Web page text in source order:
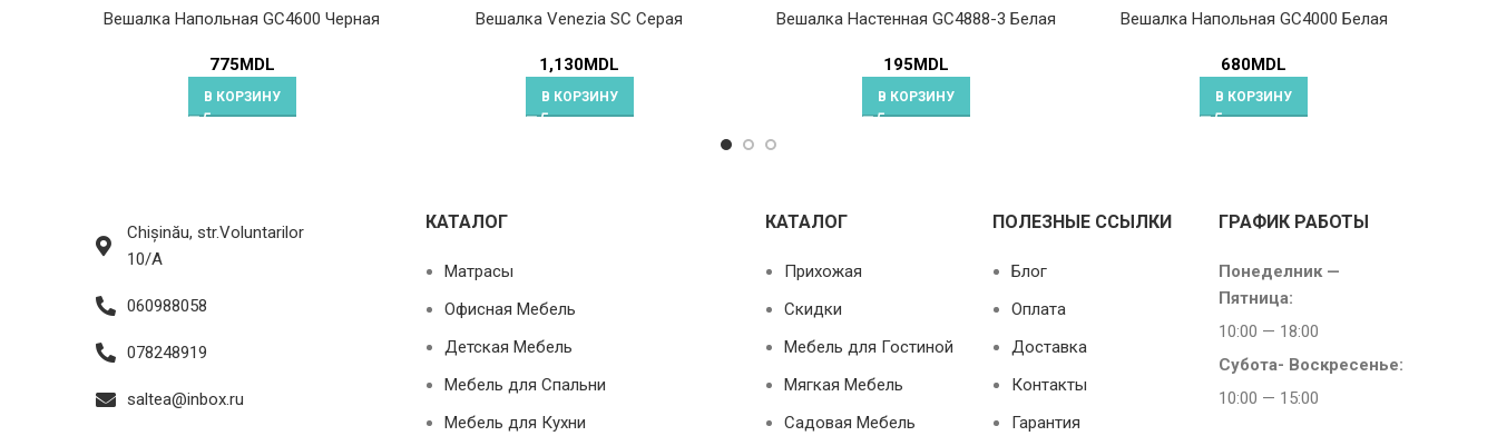
Вешалка Напольная GC4600 Черная
775MDL
В КОРЗИНУ
Вешалка Venezia SC Серая
1,130MDL
В КОРЗИНУ
Вешалка Настенная GC4888-3 Белая
195MDL
В КОРЗИНУ
Вешалка Напольная GC4000 Белая
680MDL
В КОРЗИНУ
Chișinău, str.Voluntarilor
10/A
060988058
078248919
saltea@inbox.ru
КАТАЛОГ
Матрасы
Офисная Мебель
Детская Мебель
Мебель для Спальни
Мебель для Кухни
КАТАЛОГ
Прихожая
Скидки
Мебель для Гостиной
Мягкая Мебель
Садовая Мебель
ПОЛЕЗНЫЕ ССЫЛКИ
Блог
Оплата
Доставка
Контакты
Гарантия
ГРАФИК РАБОТЫ
Понеделник —
Пятница:
10:00 — 18:00
Субота- Воскресенье:
10:00 — 15:00